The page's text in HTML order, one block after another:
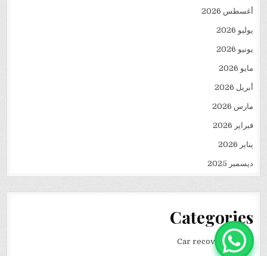
أغسطس 2026
يوليو 2026
يونيو 2026
مايو 2026
أبريل 2026
مارس 2026
فبراير 2026
يناير 2026
ديسمبر 2025
Categories
Car recovery winch